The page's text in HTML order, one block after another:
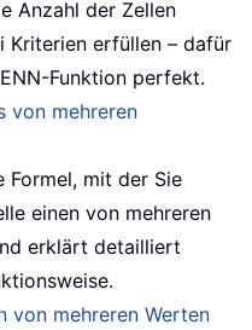
Anzahl der Zellen
Kriterien erfüllen – dafür
Funktion perfekt.
von mehreren
Formel, mit der Sie
einen von mehreren
erklärt detailliert
von mehreren Werten